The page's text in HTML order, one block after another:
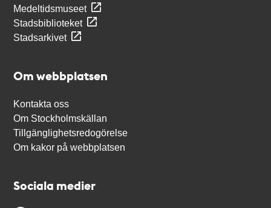
Medeltidsmuseet
Stadsbiblioteket
Stadsarkivet
Om webbplatsen
Kontakta oss
Om Stockholmskällan
Tillgänglighetsredogörelse
Om kakor på webbplatsen
Sociala medier